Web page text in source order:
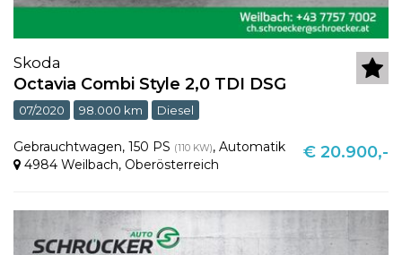
Skoda
Octavia Combi Style 2,0 TDI DSG
07/2020 98.000 km Diesel
Gebrauchtwagen, 150 PS (110 KW), Automatik
4984 Weilbach, Oberösterreich
€ 20.900,-